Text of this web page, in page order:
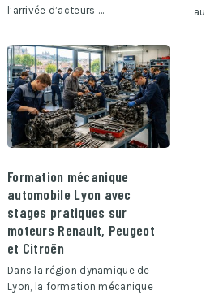
l’arrivée d’acteurs …
Formation mécanique
automobile Lyon avec
stages pratiques sur
moteurs Renault, Peugeot
et Citroën
Dans la région dynamique de
Lyon, la formation mécanique